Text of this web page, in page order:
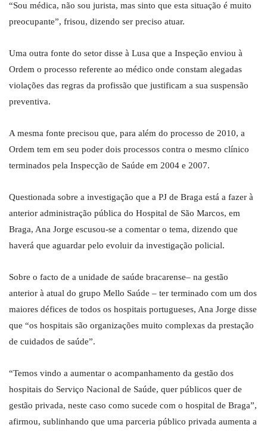
“Sou médica, não sou jurista, mas sinto que esta situação é muito
preocupante”, frisou, dizendo ser preciso atuar.
Uma outra fonte do setor disse à Lusa que a Inspeção enviou à
Ordem o processo referente ao médico onde constam alegadas
violações das regras da profissão que justificam a sua suspensão
preventiva.
A mesma fonte precisou que, para além do processo de 2010, a
Ordem tem em seu poder dois processos contra o mesmo clínico
terminados pela Inspecção de Saúde em 2004 e 2007.
Questionada sobre a investigação que a PJ de Braga está a fazer à
anterior administração pública do Hospital de São Marcos, em
Braga, Ana Jorge escusou-se a comentar o tema, dizendo que
haverá que aguardar pelo evoluir da investigação policial.
Sobre o facto de a unidade de saúde bracarense– na gestão
anterior à atual do grupo Mello Saúde – ter terminado com um dos
maiores défices de todos os hospitais portugueses, Ana Jorge disse
que “os hospitais são organizações muito complexas da prestação
de cuidados de saúde”.
“Temos vindo a aumentar o acompanhamento da gestão dos
hospitais do Serviço Nacional de Saúde, quer públicos quer de
gestão privada, neste caso como sucede com o hospital de Braga”,
afirmou, sublinhando que uma parceria público privada aumenta a